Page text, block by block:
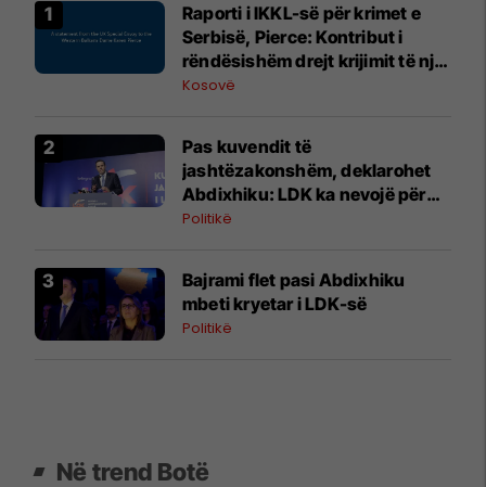
Raporti i IKKL-së për krimet e
Serbisë, Pierce: Kontribut i
rëndësishëm drejt krijimit të një
baze faktike të provave dhe
Kosovë
Pas kuvendit të
jashtëzakonshëm, deklarohet
Abdixhiku: LDK ka nevojë për
bashkim, Republika për
Politikë
Bajrami flet pasi Abdixhiku
mbeti kryetar i LDK-së
Politikë
Në trend Botë